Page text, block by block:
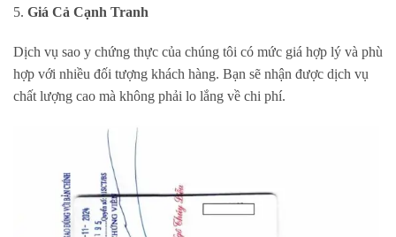
5. Giá Cả Cạnh Tranh
Dịch vụ sao y chứng thực của chúng tôi có mức giá hợp lý và phù
hợp với nhiều đối tượng khách hàng. Bạn sẽ nhận được dịch vụ
chất lượng cao mà không phải lo lắng về chi phí.